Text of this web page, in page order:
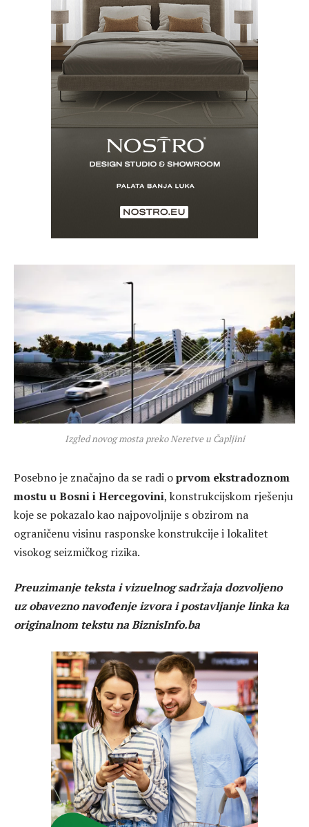
Izgled novog mosta preko Neretve u Čapljini
Posebno je značajno da se radi oprvom ekstradoznom
mostu u Bosni i Hercegovini, konstrukcijskom rješenju
koje se pokazalo kao najpovoljnije s obzirom na
ograničenu visinu rasponske konstrukcije i lokalitet
visokog seizmičkog rizika.
Preuzimanje teksta i vizuelnog sadržaja dozvoljeno
uz obavezno navođenje izvora i postavljanje linka ka
originalnom tekstu na BiznisInfo.ba